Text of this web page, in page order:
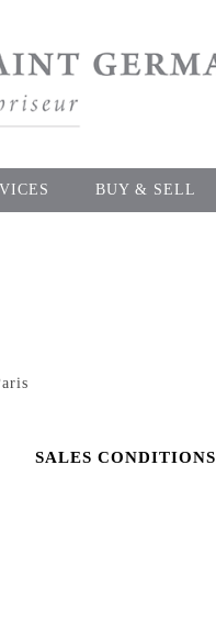
BUY & SELL
SALES CONDITIONS